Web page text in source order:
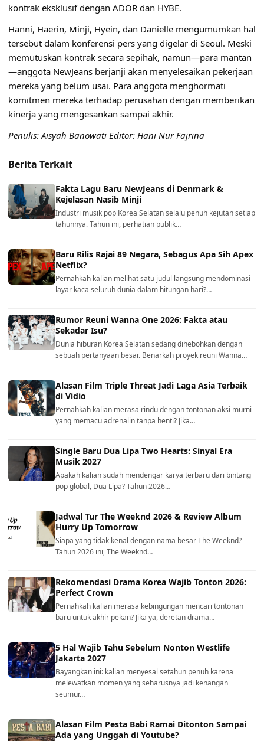
kontrak eksklusif dengan ADOR dan HYBE.
Hanni, Haerin, Minji, Hyein, dan Danielle mengumumkan hal
tersebut dalam konferensi pers yang digelar di Seoul. Meski
memutuskan kontrak secara sepihak, namun—para mantan
—anggota NewJeans berjanji akan menyelesaikan pekerjaan
mereka yang belum usai. Para anggota menghormati
komitmen mereka terhadap perusahan dengan memberikan
kinerja yang mengesankan sampai akhir.
Penulis: Aisyah Banowati Editor: Hani Nur Fajrina
Berita Terkait
Fakta Lagu Baru NewJeans di Denmark &
Kejelasan Nasib Minji
Industri musik pop Korea Selatan selalu penuh kejutan setiap
tahunnya. Tahun ini, perhatian publik…
Baru Rilis Rajai 89 Negara, Sebagus Apa Sih Apex
Netflix?
Pernahkah kalian melihat satu judul langsung mendominasi
layar kaca seluruh dunia dalam hitungan hari?…
Rumor Reuni Wanna One 2026: Fakta atau
Sekadar Isu?
Dunia hiburan Korea Selatan sedang dihebohkan dengan
sebuah pertanyaan besar. Benarkah proyek reuni Wanna…
Alasan Film Triple Threat Jadi Laga Asia Terbaik
di Vidio
Pernahkah kalian merasa rindu dengan tontonan aksi murni
yang memacu adrenalin tanpa henti? Jika…
Single Baru Dua Lipa Two Hearts: Sinyal Era
Musik 2027
Apakah kalian sudah mendengar karya terbaru dari bintang
pop global, Dua Lipa? Tahun 2026…
Jadwal Tur The Weeknd 2026 & Review Album
Hurry Up Tomorrow
Siapa yang tidak kenal dengan nama besar The Weeknd?
Tahun 2026 ini, The Weeknd…
Rekomendasi Drama Korea Wajib Tonton 2026:
Perfect Crown
Pernahkah kalian merasa kebingungan mencari tontonan
baru untuk akhir pekan? Jika ya, deretan drama…
5 Hal Wajib Tahu Sebelum Nonton Westlife
Jakarta 2027
Bayangkan ini: kalian menyesal setahun penuh karena
melewatkan momen yang seharusnya jadi kenangan
seumur…
Alasan Film Pesta Babi Ramai Ditonton Sampai
Ada yang Unggah di Youtube?